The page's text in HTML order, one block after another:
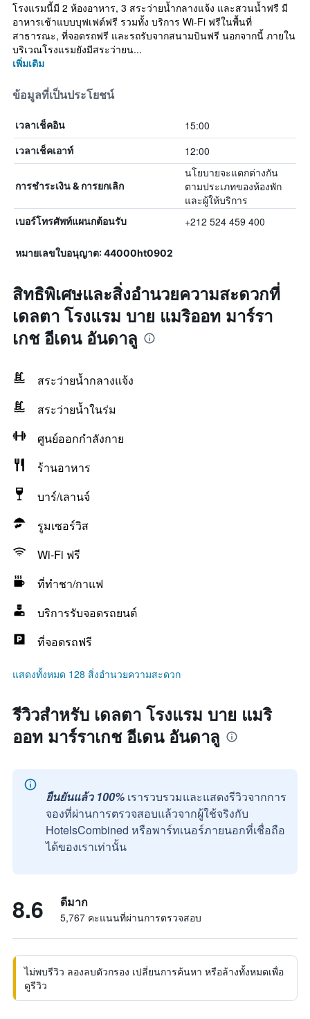
โรงแรมนี้มี 2 ห้องอาหาร, 3 สระว่ายน้ำกลางแจ้ง และสวนน้ำฟรี มี
อาหารเช้าแบบบุฟเฟต์ฟรี รวมทั้ง บริการ Wi-Fi ฟรีในพื้นที่
สาธารณะ, ที่จอดรถฟรี และรถรับจากสนามบินฟรี นอกจากนี้ ภายใน
บริเวณโรงแรมยังมีสระว่ายน...
เพิ่มเติม
ข้อมูลที่เป็นประโยชน์
เวลาเช็คอิน 15:00
เวลาเช็คเอาท์ 12:00
การชำระเงิน & การยกเลิก
นโยบายจะแตกต่างกัน
ตามประเภทของห้องพัก
และผู้ให้บริการ
เบอร์โทรศัพท์แผนกต้อนรับ +212 524 459 400
หมายเลขใบอนุญาต: 44000ht0902
สิทธิพิเศษและสิ่งอำนวยความสะดวกที่
เดลตา โรงแรม บาย แมริออท มาร์รา
เกช อีเดน อันดาลู
สระว่ายน้ำกลางแจ้ง
สระว่ายน้ำในร่ม
ศูนย์ออกกำลังกาย
ร้านอาหาร
บาร์/เลานจ์
รูมเซอร์วิส
Wi-Fi ฟรี
ที่ทำชา/กาแฟ
บริการรับจอดรถยนต์
ที่จอดรถฟรี
แสดงทั้งหมด 128 สิ่งอำนวยความสะดวก
รีวิวสำหรับ เดลตา โรงแรม บาย แมริ
ออท มาร์ราเกช อีเดน อันดาลู
ยืนยันแล้ว 100% เรารวบรวมและแสดงรีวิวจากการ
จองที่ผ่านการตรวจสอบแล้วจากผู้ใช้จริงกับ
HotelsCombined หรือพาร์ทเนอร์ภายนอกที่เชื่อถือ
ได้ของเราเท่านั้น
8.6 ดีมาก
5,767 คะแนนที่ผ่านการตรวจสอบ
ไม่พบรีวิว ลองลบตัวกรอง เปลี่ยนการค้นหา หรือล้างทั้งหมดเพื่อ
ดูรีวิว